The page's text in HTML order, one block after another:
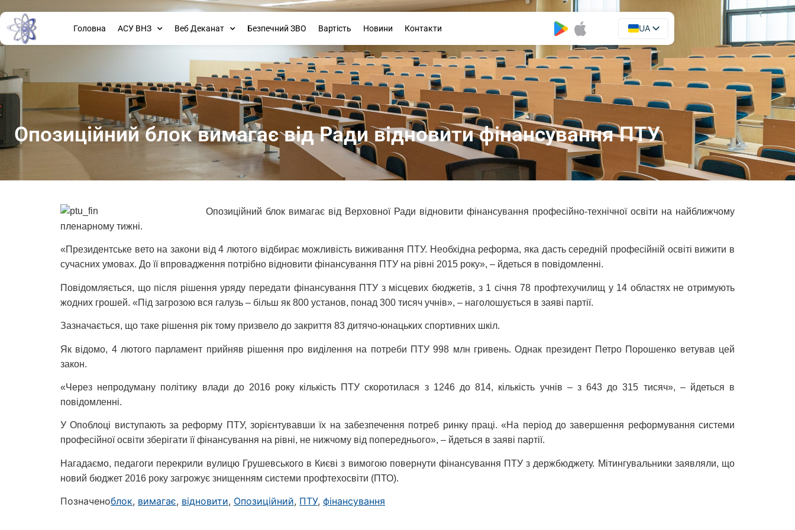
Головна АСУ ВНЗ Веб Деканат Безпечний ЗВО Вартість Новини Контакти
UA
EN
Опозиційний блок вимагає від Ради відновити фінансування ПТУ
Опозиційний блок вимагає від Верховної Ради відновити фінансування професійно-технічної освіти на найближчому
пленарному тижні.
«Президентське вето на закони від 4 лютого відбирає можливість виживання ПТУ. Необхідна реформа, яка дасть середній професійній освіті вижити в
сучасних умовах. До її впровадження потрібно відновити фінансування ПТУ на рівні 2015 року», – йдеться в повідомленні.
Повідомляється, що після рішення уряду передати фінансування ПТУ з місцевих бюджетів, з 1 січня 78 профтехучилищ у 14 областях не отримують
жодних грошей. «Під загрозою вся галузь – більш як 800 установ, понад 300 тисяч учнів», – наголошується в заяві партії.
Зазначається, що таке рішення рік тому призвело до закриття 83 дитячо-юнацьких спортивних шкіл.
Як відомо, 4 лютого парламент прийняв рішення про виділення на потреби ПТУ 998 млн гривень. Однак президент Петро Порошенко ветував цей
закон.
«Через непродуману політику влади до 2016 року кількість ПТУ скоротилася з 1246 до 814, кількість учнів – з 643 до 315 тисяч», – йдеться в
повідомленні.
У Опоблоці виступають за реформу ПТУ, зорієнтувавши їх на забезпечення потреб ринку праці. «На період до завершення реформування системи
професійної освіти зберігати її фінансування на рівні, не нижчому від попереднього», – йдеться в заяві партії.
Нагадаємо, педагоги перекрили вулицю Грушевського в Києві з вимогою повернути фінансування ПТУ з держбюджету. Мітингувальники заявляли, що
новий бюджет 2016 року загрожує знищенням системи профтехосвіти (ПТО).
Позначеноблок, вимагає, відновити, Опозиційний, ПТУ, фінансування